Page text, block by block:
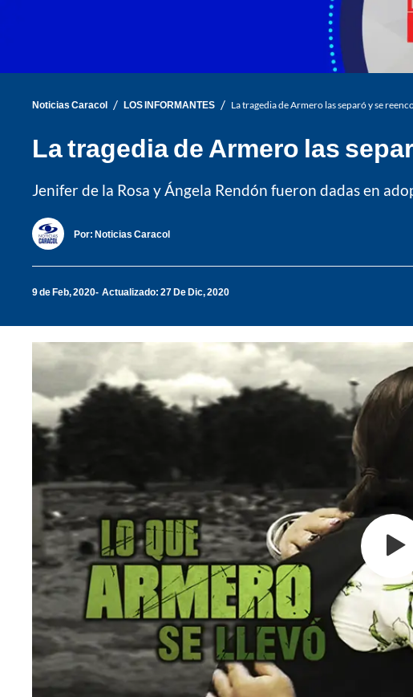
Noticias Caracol / LOS INFORMANTES / La tragedia de Armero las separó y se
La tragedia de Armero las
Jenifer de la Rosa y Ángela Rendón fueron dadas en
Por: Noticias Caracol
9 de Feb, 2020 Actualizado: 27 De Dic, 2020